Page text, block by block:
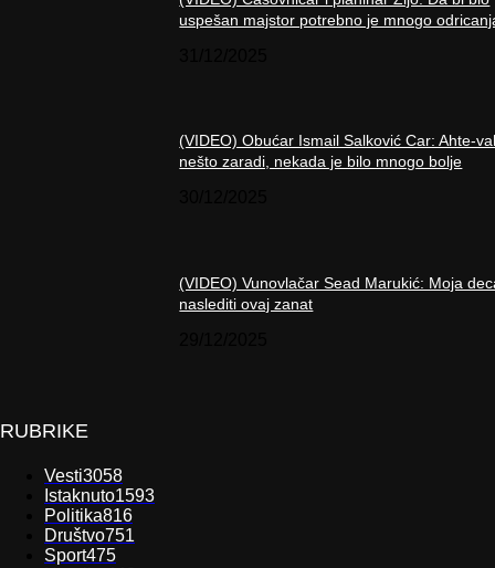
uspešan majstor potrebno je mnogo
(VIDEO) Obućar Ismail Salković Car: Ahte-
nešto zaradi, nekada je bilo mnogo bolje
(VIDEO) Vunovlačar Sead Marukić: Moja
naslediti ovaj zanat
RUBRIKE
Vesti3058
Istaknuto1593
Politika816
Društvo751
Sport475